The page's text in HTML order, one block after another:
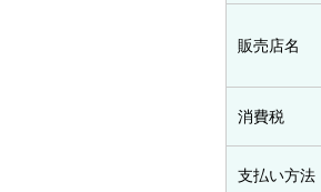
販売店名
消費税
支払い方法